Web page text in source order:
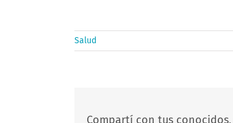
Salud
Compartí con tus